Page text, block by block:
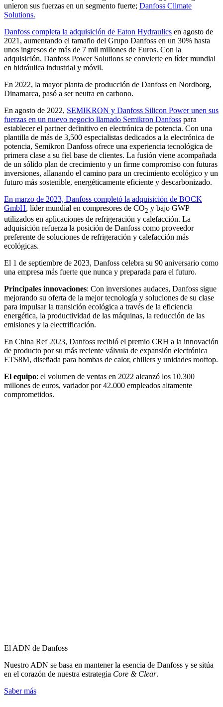
unieron sus fuerzas en un segmento fuerte; Danfoss Climate
Solutions.
Danfoss completa la adquisición de Eaton Hydraulics en agosto de
2021, aumentando el tamaño del Grupo Danfoss en un 30% hasta
unos ingresos de más de 7 mil millones de Euros. Con la
adquisición, Danfoss Power Solutions se convierte en líder mundial
en hidráulica industrial y móvil.
En 2022, la mayor planta de producción de Danfoss en Nordborg,
Dinamarca, pasó a ser neutra en carbono.
En agosto de 2022, SEMIKRON y Danfoss Silicon Power unen sus
fuerzas en un nuevo negocio llamado Semikron Danfoss para
establecer el partner definitivo en electrónica de potencia. Con una
plantilla de más de 3,500 especialistas dedicados a la electrónica de
potencia, Semikron Danfoss ofrece una experiencia tecnológica de
primera clase a su fiel base de clientes. La fusión viene acompañada
de un sólido plan de crecimiento y un firme compromiso con futuras
inversiones, allanando el camino para un crecimiento ecológico y un
futuro más sostenible, energéticamente eficiente y descarbonizado.
En marzo de 2023, Danfoss completó la adquisición de BOCK
GmbH, líder mundial en compresores de CO2 y bajo GWP
utilizados en aplicaciones de refrigeración y calefacción. La
adquisición refuerza la posición de Danfoss como proveedor
preferente de soluciones de refrigeración y calefacción más
ecológicas.
El 1 de septiembre de 2023, Danfoss celebra su 90 aniversario como
una empresa más fuerte que nunca y preparada para el futuro.
Principales innovaciones: Con inversiones audaces, Danfoss sigue
mejorando su oferta de la mejor tecnología y soluciones de su clase
para impulsar la transición ecológica a través de la eficiencia
energética, la productividad de las máquinas, la reducción de las
emisiones y la electrificación.
En China Ref 2023, Danfoss recibió el premio CRH a la innovación
de producto por su más reciente válvula de expansión electrónica
ETS8M, diseñada para bombas de calor, chillers y unidades rooftop.
El equipo: el volumen de ventas en 2022 alcanzó los 10.300
millones de euros, variador por 42.000 empleados altamente
comprometidos.
El ADN de Danfoss
Nuestro ADN se basa en mantener la esencia de Danfoss y se sitúa
en el corazón de nuestra estrategia Core & Clear.
Saber más